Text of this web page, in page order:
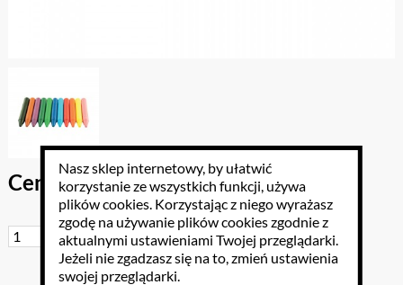
Cena brutto: 233.70 PLN
Do koszyka
Nasz sklep internetowy, by ułatwić
korzystanie ze wszystkich funkcji, używa
plików cookies. Korzystając z niego wyrażasz
zgodę na używanie plików cookies zgodnie z
aktualnymi ustawieniami Twojej przeglądarki.
Jeżeli nie zgadzasz się na to, zmień ustawienia
swojej przeglądarki.